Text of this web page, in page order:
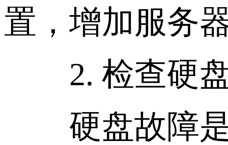
置，增加服务
2. 检查硬盘
硬盘故障是